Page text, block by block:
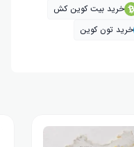
خرید بیت کوین کش
خرید تون کوین